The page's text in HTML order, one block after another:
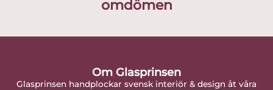
omdömen
Om Glasprinsen
Glasprinsen handplockar svensk interiör & design åt våra